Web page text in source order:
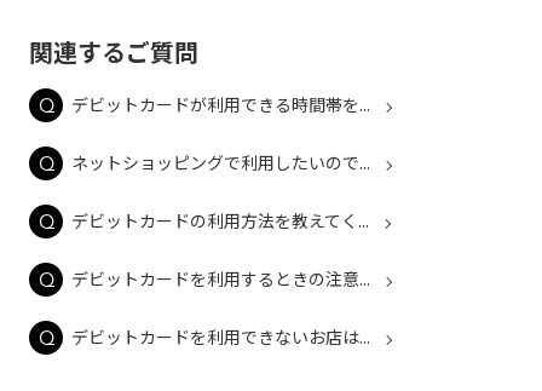
関連するご質問
デビットカードが利用できる時間帯を...
ネットショッピングで利用したいので...
デビットカードの利用方法を教えてく...
デビットカードを利用するときの注意...
デビットカードを利用できないお店は...